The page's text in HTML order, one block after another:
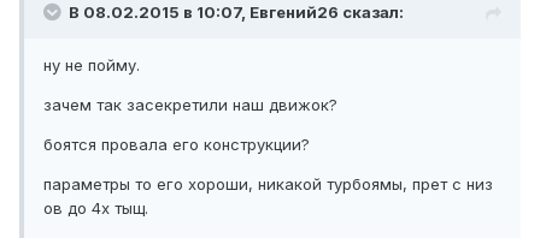
В 08.02.2015 в 10:07, Евгений26 сказал:
ну не пойму.
зачем так засекретили наш движок?
боятся провала его конструкции?
параметры то его хороши, никакой турбоямы, прет с низ
ов до 4х тыщ.